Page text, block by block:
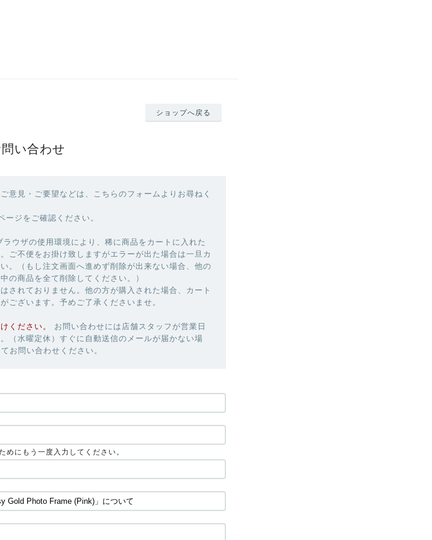
ショップへ戻る
問い合わせ
意見・ご要望などは、こちらのフォームよりお尋ねく
ージをご確認ください。
ラウザの使用環境により、稀に商品をカートに入れた
ご不便をお掛け致しますがエラーが出た場合は一旦カ
。（もし注文画面へ進めず削除が出来ない場合、他の
の商品を全て削除してください。）
されておりません。他の方が購入された場合、カート
ございます。予めご了承くださいませ。
ください。
お問い合わせには店舗スタッフが営業日
（水曜定休）すぐに自動送信のメールが届かない場
お問い合わせください。
めにもう一度入力してください。